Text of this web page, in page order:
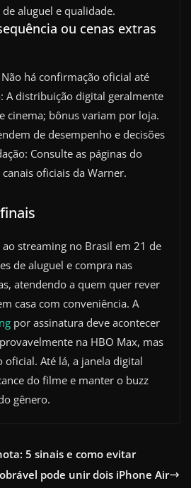
aluguel e qualidade.
ou cenas extras
há confirmação oficial até
A distribuição digital geralmente
cinema; bônus variam por loja.
de desempenho e decisões
Consulte as páginas do
oficiais da Warner.
streaming no Brasil em 21 de
de aluguel e compra nas
atendendo a quem quer rever
casa com conveniência. A
por assinatura deve acontecer
na HBO Max, mas
oficial. Até lá, a janela digital
do filme e manter o buzz
gênero.
5 sinais e como evitar
pode unir dois iPhone Air